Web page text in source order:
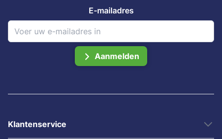
E-mailadres
Aanmelden
Klantenservice